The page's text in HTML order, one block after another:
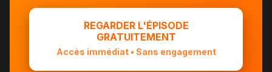
REGARDER L'ÉPISODE
GRATUITEMENT
Accès immédiat • Sans engagement